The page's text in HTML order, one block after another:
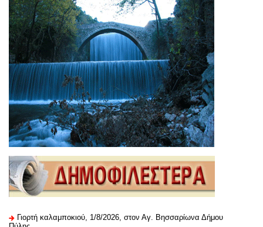
Γιορτή καλαμποκιού, 1/8/2026, στον Αγ. Βησσαρίωνα Δήμου